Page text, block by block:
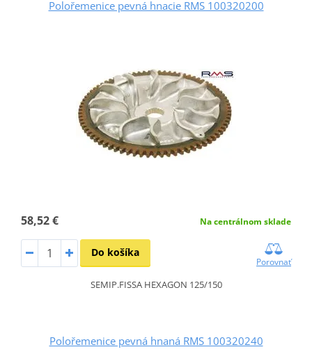
Polořemenice pevná hnacie RMS 100320200
58,52 € Na centrálnom sklade
Do košíka
Porovnať
SEMIP.FISSA HEXAGON 125/150
Polořemenice pevná hnaná RMS 100320240